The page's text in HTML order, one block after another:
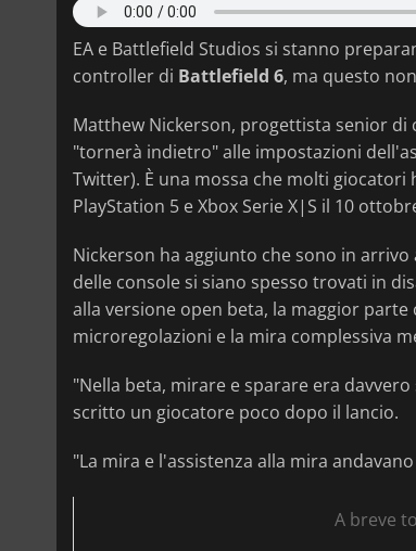
EA e Battlefield Studios si stanno
controller di Battlefield 6, ma questo
Matthew Nickerson, progettista senior
"tornerà indietro" alle impostazioni
Twitter). È una mossa che molti
PlayStation 5 e Xbox Serie X|S il 10
Nickerson ha aggiunto che sono in
delle console si siano spesso trovati in
alla versione open beta, la maggior
microregolazioni e la mira complessiva
"Nella beta, mirare e sparare era
scritto un giocatore poco dopo il lancio.
"La mira e l'assistenza alla mira
A breve